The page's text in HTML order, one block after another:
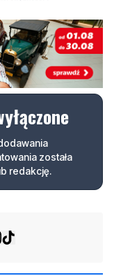
została
redakcję.